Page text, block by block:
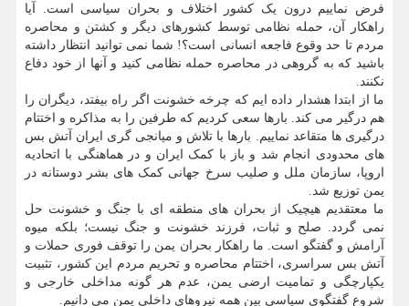
فرض نماییم درون یک کشور اختلاف و بحران سیاسی است. آیا
راهکار آن، حمله نظامی توسط کشورهای دیگر و کشتن و محاصره
مردم تا حد وقوع فاجعه انسانی است؟! شما نمی توانید انتظار داشته
باشید که به گروهی در محاصره حمله نظامی کنید و آنها از خود دفاع
نکنند.
ما از ابتدا هشدار داده ایم که چرخه خشونت اگر راه بیفتد، دیگران را
هم درگیر می کند. بارها سعی کردیم که طرفین را به مذاکره و اختتام
درگیری ها متقاعد نماییم. بارها با تلاش و میانجی گری ایران آتش بس
های محدودی انجام شد و باز با کمک ایران و در هماهنگی با اتحادیه
اروپا، سازمان ملل و صلیب سرخ جهانی کمک های بشر دوستانه در
یمن توزیع شد.
ما معتقدیم هیچیک از بحران های منطقه ای با جنگ و خشونت حل
نمی گردد. صلح و ثبات، فرزند خشونت و جنگ نیست؛ بلکه میوه
آرامش و گفتگو است. ما راهکار بحران یمن را توقف فوری حملات و
آتش بس سراسری، اختتام محاصره و تحریم مردم این کشور، تثبیت
یکپارچگی و تمامیت ارضی یمن، عدم هر گونه مداخلی خارجی و
شروع گفتگوی سیاسی بین همه نیروهای داخلی یمن می دانیم.